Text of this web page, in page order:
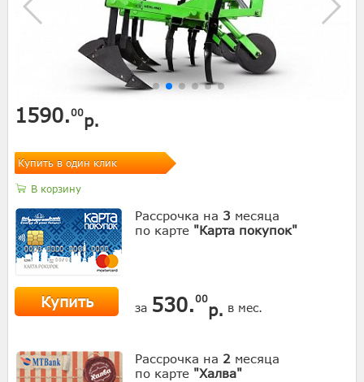
1590.00р.
Купить в один клик
В корзину
Рассрочка на 3 месяца
по карте "Карта покупок"
Купить за 530.00
р. в мес.
Рассрочка на 2 месяца
по карте "Халва"